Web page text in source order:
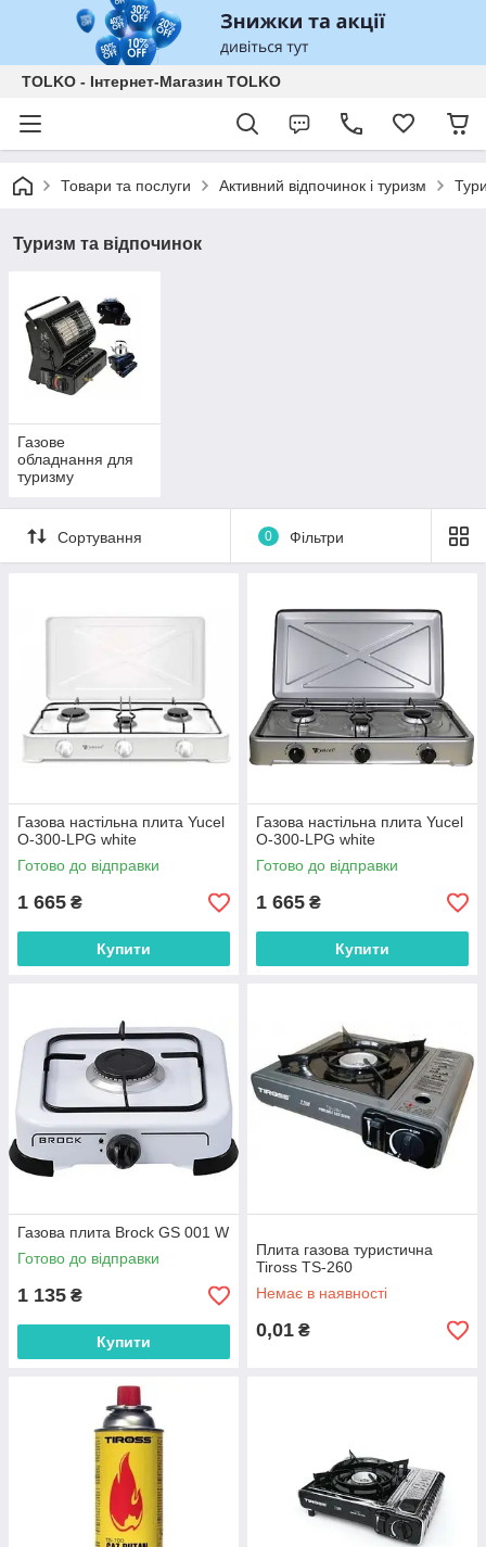
TOLKO - Інтернет-Магазин TOLKO
Товари та послуги Активний відпочинок і туризм
Туризм та відпочинок
Газове
обладнання для
туризму
Сортування 0 Фільтри
Газова настільна плита Yucel
O-300-LPG white
Готово до відправки
1 665 ₴
Купити
Газова настільна плита Yucel
O-300-LPG white
Готово до відправки
1 665 ₴
Купити
Газова плита Brock GS 001 W
Готово до відправки
1 135 ₴
Купити
Плита газова туристична
Tiross TS-260
Немає в наявності
0,01 ₴